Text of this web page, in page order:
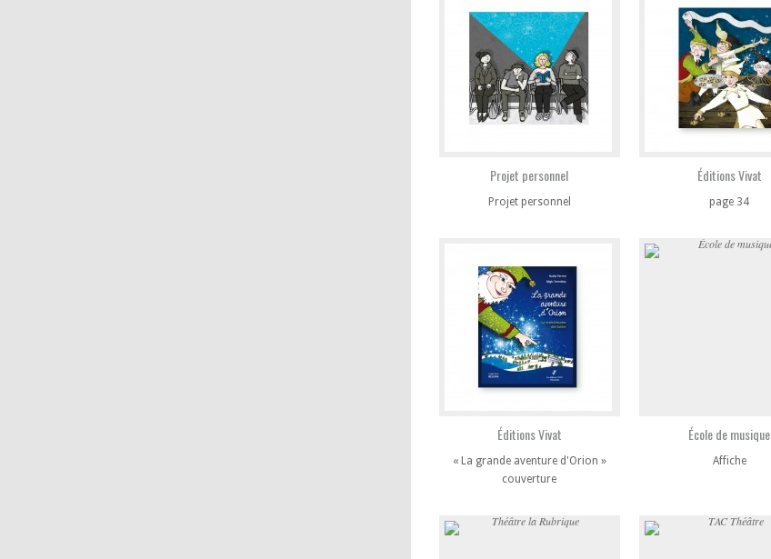
Projet personnel
Projet personnel
Éditions Vivat
page 34
Éditions Vivat
« La grande aventure d'Orion »
couverture
École de musique
Affiche